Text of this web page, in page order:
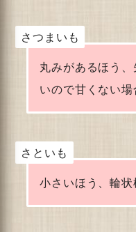
さつまいも
丸みがあるほう
いので甘くない
さといも
小さいほう、輪